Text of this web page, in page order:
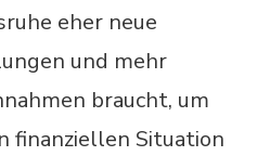
eher neue
und mehr
braucht, um
finanziellen Situation